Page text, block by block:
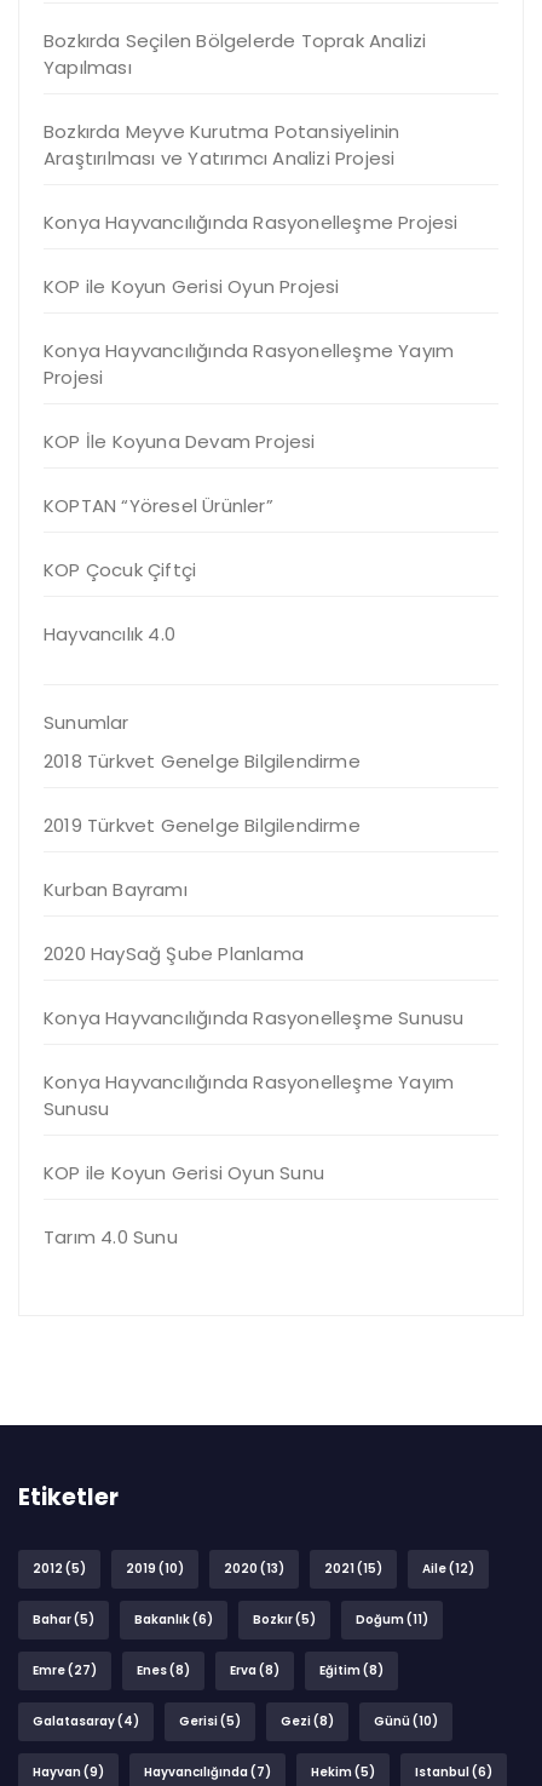
Bozkırda Seçilen Bölgelerde Toprak Analizi
Yapılması
Bozkırda Meyve Kurutma Potansiyelinin
Araştırılması ve Yatırımcı Analizi Projesi
Konya Hayvancılığında Rasyonelleşme Projesi
KOP ile Koyun Gerisi Oyun Projesi
Konya Hayvancılığında Rasyonelleşme Yayım
Projesi
KOP İle Koyuna Devam Projesi
KOPTAN “Yöresel Ürünler”
KOP Çocuk Çiftçi
Hayvancılık 4.0
Sunumlar
2018 Türkvet Genelge Bilgilendirme
2019 Türkvet Genelge Bilgilendirme
Kurban Bayramı
2020 HaySağ Şube Planlama
Konya Hayvancılığında Rasyonelleşme Sunusu
Konya Hayvancılığında Rasyonelleşme Yayım
Sunusu
KOP ile Koyun Gerisi Oyun Sunu
Tarım 4.0 Sunu
Etiketler
2012(5) 2019 (10) 2020 (13) 2021(15) Aile(12)
Bahar(5) Bakanlık(6) Bozkır(5) Doğum(11)
Emre(27) Enes(8) Erva(8) Eğitim(8)
Galatasaray(4) Gerisi(5) Gezi(8) Günü(10)
Hayvan(9) Hayvancılığında(7) Hekim(5) Istanbul(6)